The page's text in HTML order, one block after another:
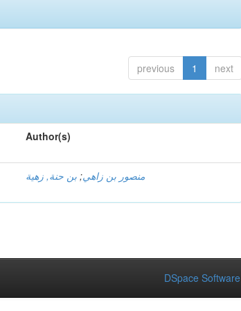
previous 1 next
Author(s)
منصور بن زاهي; بن حنة, زهية
DSpace Software